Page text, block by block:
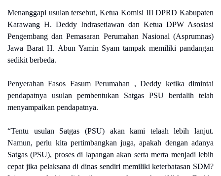
Menanggapi usulan tersebut, Ketua Komisi III DPRD Kabupaten
Karawang H. Deddy Indrasetiawan dan Ketua DPW Asosiasi
Pengembang dan Pemasaran Perumahan Nasional (Asprumnas)
Jawa Barat H. Abun Yamin Syam tampak memiliki pandangan
sedikit berbeda.
Penyerahan Fasos Fasum Perumahan , Deddy ketika dimintai
pendapatnya usulan pembentukan Satgas PSU berdalih telah
menyampaikan pendapatnya.
“Tentu usulan Satgas (PSU) akan kami telaah lebih lanjut.
Namun, perlu kita pertimbangkan juga, apakah dengan adanya
Satgas (PSU), proses di lapangan akan serta merta menjadi lebih
cepat jika pelaksana di dinas sendiri memiliki keterbatasan SDM?